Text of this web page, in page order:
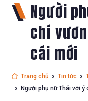
Người
chí
cái mới
Trang chủ Tin tức
Người phụ nữ Thái với